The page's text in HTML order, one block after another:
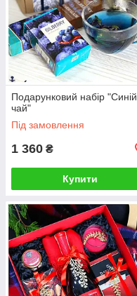
Подарунковий набір "Синій
чай"
Під замовлення
1 360 ₴
Купити